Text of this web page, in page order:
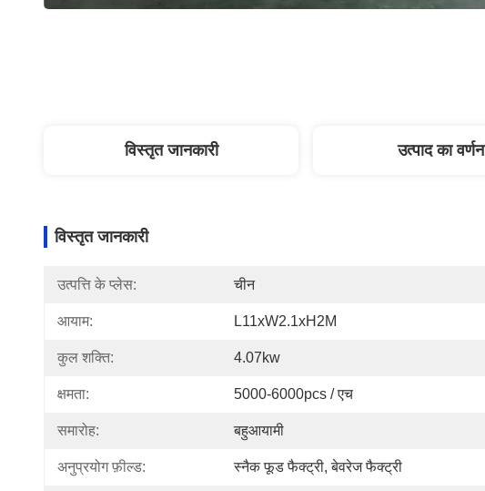
विस्तृत जानकारी उत्पाद का वर्णन
विस्तृत जानकारी
उत्पत्ति के प्लेस: चीन
आयाम: L11xW2.1xH2M
कुल शक्ति: 4.07kw
क्षमता: 5000-6000pcs / एच
समारोह: बहुआयामी
अनुप्रयोग फ़ील्ड: स्नैक फूड फैक्ट्री, बेवरेज फैक्ट्री